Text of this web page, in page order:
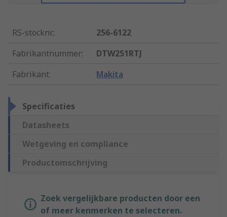
RS-stocknr.:
256-6122
Fabrikantnummer:
DTW251RTJ
Fabrikant: Makita
Specificaties
Datasheets
Wetgeving en compliance
Productomschrijving
Zoek vergelijkbare producten door een
of meer kenmerken te selecteren.